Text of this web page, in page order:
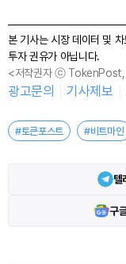
본 기사는 시장 데이터 및
투자 권유가 아닙니다.
<저작권자 ⓒ TokenPost,
광고문의 기사제보
#토큰포스트 #비트마인
텔
구